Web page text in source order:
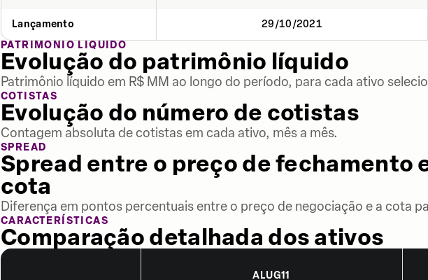
Lançamento 29/10/2021
PATRIMÔNIO LÍQUIDO
Evolução do patrimônio líquido
Patrimônio líquido em R$ MM ao longo do período, para cada ativo
COTISTAS
Evolução do número de cotistas
Contagem absoluta de cotistas em cada ativo, mês a mês.
SPREAD
Spread entre o preço de fechamento
cota
Diferença em pontos percentuais entre o preço de negociação e a cota
CARACTERÍSTICAS
Comparação detalhada dos ativos
ALUG11